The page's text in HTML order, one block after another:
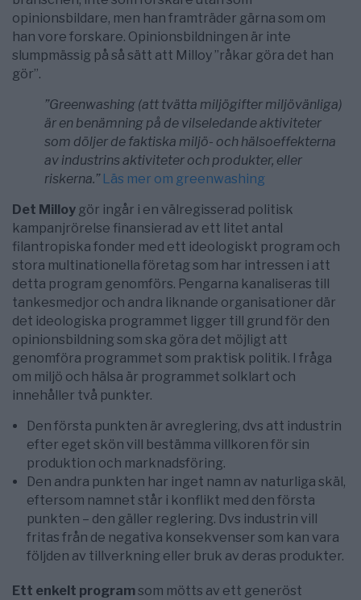
opinionsbildare, men han framträder gärna som om
han vore forskare. Opinionsbildningen är inte
slumpmässig på så sätt att Milloy ”råkar göra det han
gör”.
”Greenwashing (att tvätta miljögifter miljövänliga)
är en benämning på de vilseledande aktiviteter
som döljer de faktiska miljö- och hälsoeffekterna
av industrins aktiviteter och produkter, eller
riskerna.” Läs mer om greenwashing
Det Milloy gör ingår i en välregisserad politisk
kampanjrörelse finansierad av ett litet antal
filantropiska fonder med ett ideologiskt program och
stora multinationella företag som har intressen i att
detta program genomförs. Pengarna kanaliseras till
tankesmedjor och andra liknande organisationer där
det ideologiska programmet ligger till grund för den
opinionsbildning som ska göra det möjligt att
genomföra programmet som praktisk politik. I fråga
om miljö och hälsa är programmet solklart och
innehåller två punkter.
Den första punkten är avreglering, dvs att industrin
efter eget skön vill bestämma villkoren för sin
produktion och marknadsföring.
Den andra punkten har inget namn av naturliga skäl,
eftersom namnet står i konflikt med den första
punkten – den gäller reglering. Dvs industrin vill
fritas från de negativa konsekvenser som kan vara
följden av tillverkning eller bruk av deras produkter.
Ett enkelt programsom mötts av ett generöst